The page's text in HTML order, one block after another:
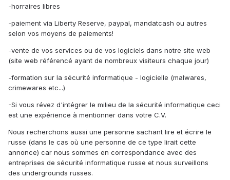
-horraires libres
-paiement via Liberty Reserve, paypal, mandatcash ou autres
selon vos moyens de paiements!
-vente de vos services ou de vos logiciels dans notre site web
(site web référencé ayant de nombreux visiteurs chaque jour)
-formation sur la sécurité informatique - logicielle (malwares,
crimewares etc...)
-Si vous révez d'intégrer le milieu de la sécurité informatique ceci
est une expérience à mentionner dans votre C.V.
Nous recherchons aussi une personne sachant lire et écrire le
russe (dans le cas où une personne de ce type lirait cette
annonce) car nous sommes en correspondance avec des
entreprises de sécurité informatique russe et nous surveillons
des undergrounds russes.